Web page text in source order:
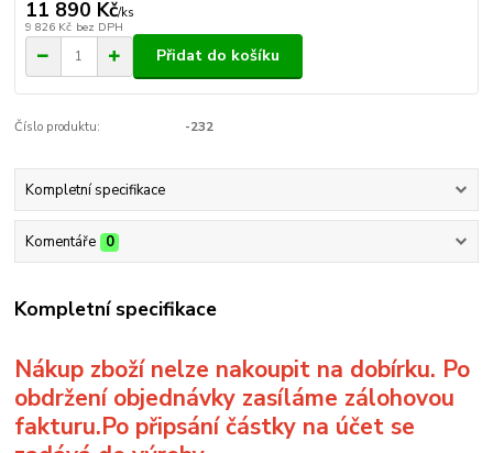
11 890 Kč/ks
9 826 Kč bez DPH
Přidat do košíku
Číslo produktu: -232
Kompletní specifikace
Komentáře 0
Kompletní specifikace
Nákup zboží nelze nakoupit na dobírku. Po
obdržení objednávky zasíláme zálohovou
fakturu.Po připsání částky na účet se